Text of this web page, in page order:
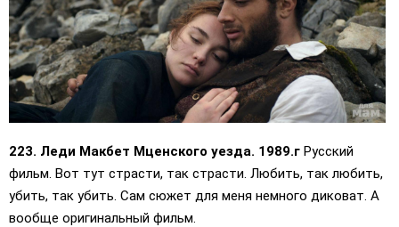
223. Леди Макбет Мценского уезда. 1989.г Русский
фильм. Вот тут страсти, так страсти. Любить, так любить,
убить, так убить. Сам сюжет для меня немного диковат. А
вообще оригинальный фильм.